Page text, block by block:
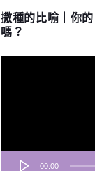
撒種的比喻｜你的
嗎？
00:00